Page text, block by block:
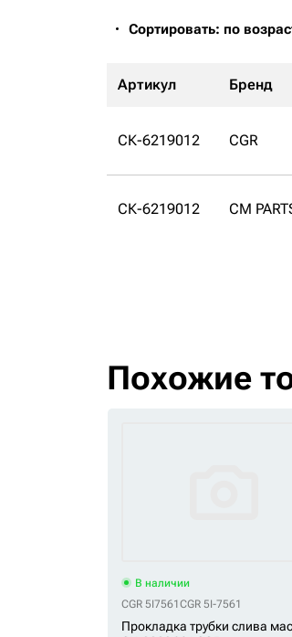
Сортировать: по
Артикул Бренд
СК-6219012 CGR
СК-6219012 CM
Похожие
В наличии
CGR 5I7561CGR 5I-7561
Прокладка трубки слива